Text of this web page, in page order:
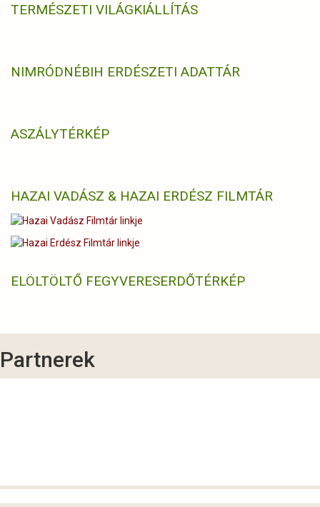
TERMÉSZETI VILÁGKIÁLLÍTÁS
NIMRÓDNÉBIH ERDÉSZETI ADATTÁR
ASZÁLYTÉRKÉP
HAZAI VADÁSZ & HAZAI ERDÉSZ FILMTÁR
ELÖLTÖLTŐ FEGYVERESERDŐTÉRKÉP
Partnerek